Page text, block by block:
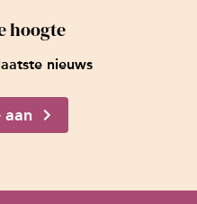
hoogte
nieuws